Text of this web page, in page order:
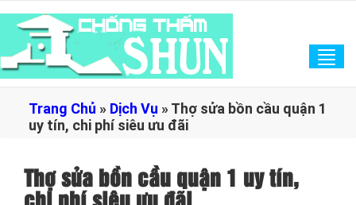
Trang Chủ » Dịch Vụ »Thợ sửa bồn cầu quận 1
uy tín, chi phí siêu ưu đãi
Thợ sửa bồn cầu quận 1 uy tín,